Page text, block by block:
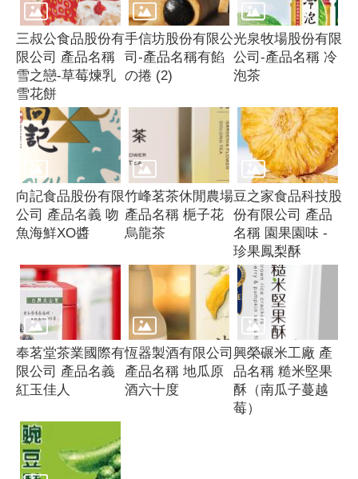
三叔公食品股份有
限公司 產品名稱
雪之戀-草莓煉乳
雪花餅
手信坊股份有限公
司-產品名稱有餡
の捲 (2)
光泉牧場股份有限
公司-產品名稱 冷
泡茶
向記食品股份有限
公司 產品名義 吻
魚海鮮XO醬
竹峰茗茶休閒農場
產品名稱 梔子花
烏龍茶
豆之家食品科技股
份有限公司 產品
名稱 園果園味 -
珍果鳳梨酥
奉茗堂茶業國際有
限公司 產品名義
紅玉佳人
恆器製酒有限公司
產品名稱 地瓜原
酒六十度
興榮碾米工廠 產
品名稱 糙米堅果
酥（南瓜子蔓越
莓）